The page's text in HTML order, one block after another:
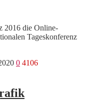
2016 die Online-
Tageskonferenz
0 4106